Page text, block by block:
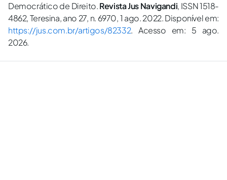
Democrático de Direito.Revista Jus Navigandi, ISSN 1518-
4862, Teresina, ano 27, n. 6970, 1 ago. 2022. Disponível em:
https://jus.com.br/artigos/82332. Acesso em: 5 ago.
2026.